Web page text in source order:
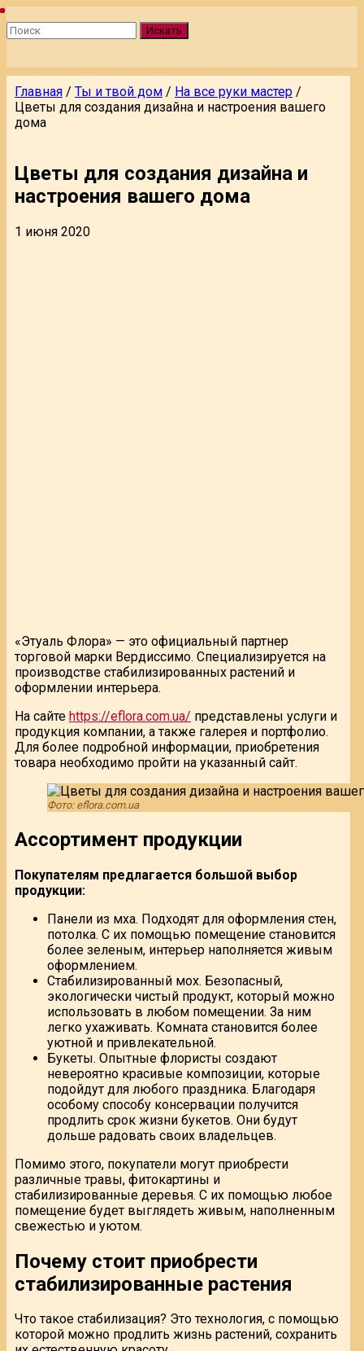
Искать
Главная / Ты и твой дом / На все руки мастер /
Цветы для создания дизайна и настроения вашего
дома
Цветы для создания дизайна и
настроения вашего дома
1 июня 2020
«Этуаль Флора» — это официальный партнер
торговой марки Вердиссимо. Специализируется на
производстве стабилизированных растений и
оформлении интерьера.
На сайте https://eflora.com.ua/ представлены услуги и
продукция компании, а также галерея и портфолио.
Для более подробной информации, приобретения
товара необходимо пройти на указанный сайт.
Фото: eflora.com.ua
Ассортимент продукции
Покупателям предлагается большой выбор
продукции:
Панели из мха. Подходят для оформления стен,
потолка. С их помощью помещение становится
более зеленым, интерьер наполняется живым
оформлением.
Стабилизированный мох. Безопасный,
экологически чистый продукт, который можно
использовать в любом помещении. За ним
легко ухаживать. Комната становится более
уютной и привлекательной.
Букеты. Опытные флористы создают
невероятно красивые композиции, которые
подойдут для любого праздника. Благодаря
особому способу консервации получится
продлить срок жизни букетов. Они будут
дольше радовать своих владельцев.
Помимо этого, покупатели могут приобрести
различные травы, фитокартины и
стабилизированные деревья. С их помощью любое
помещение будет выглядеть живым, наполненным
свежестью и уютом.
Почему стоит приобрести
стабилизированные растения
Что такое стабилизация? Это технология, с помощью
которой можно продлить жизнь растений, сохранить